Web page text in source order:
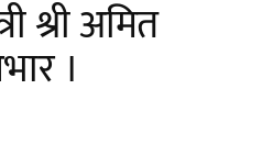
श्री अमित
।